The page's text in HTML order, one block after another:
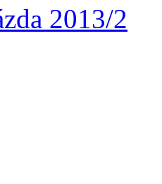
2013/2